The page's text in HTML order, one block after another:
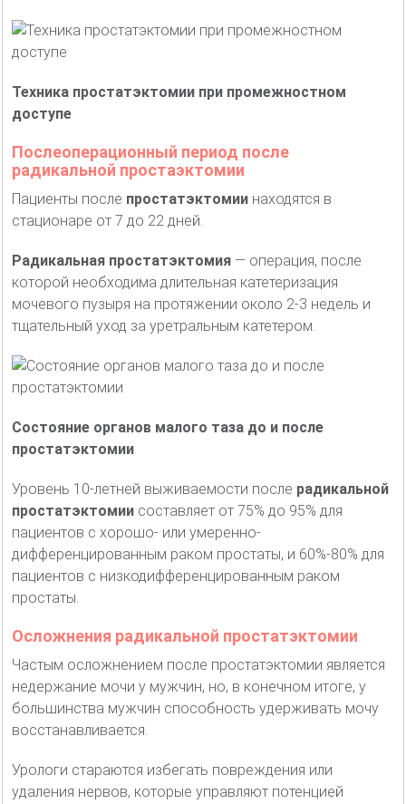
Техника простатэктомии при промежностном
доступе
Послеоперационный период после
радикальной простаэктомии
Пациенты после простатэктомии находятся в
стационаре от 7 до 22 дней.
Радикальная простатэктомия — операция, после
которой необходима длительная катетеризация
мочевого пузыря на протяжении около 2-3 недель и
тщательный уход за уретральным катетером.
Состояние органов малого таза до и после
простатэктомии
Уровень 10-летней выживаемости после радикальной
простатэктомии составляет от 75% до 95% для
пациентов с хорошо- или умеренно-
дифференцированным раком простаты, и 60%-80% для
пациентов с низкодифференцированным раком
простаты.
Осложнения радикальной простатэктомии
Частым осложнением после простатэктомии является
недержание мочи у мужчин, но, в конечном итоге, у
большинства мужчин способность удерживать мочу
восстанавливается.
Урологи стараются избегать повреждения или
удаления нервов, которые управляют потенцией